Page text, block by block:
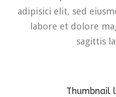
adipisici elit, sed
labore et dolore
sagittis
Thumbnail